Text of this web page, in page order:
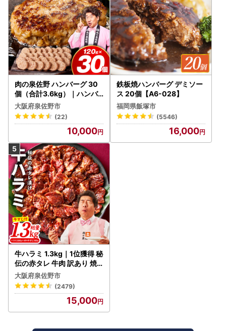
肉の泉佐野 ハンバーグ 30
個（合計3.6kg）｜ハンバ
ーグ 訳あり 黒毛和牛×なに
わポーク
大阪府泉佐野市
(22)
10,000
鉄板焼ハンバーグ デミソー
ス 20個【A6-028】
福岡県飯塚市
(5546)
16,000
牛ハラミ 1.3kg｜1位獲得 秘
伝の赤タレ 牛肉 訳あり 焼
肉 BBQ
大阪府泉佐野市
(2479)
15,000